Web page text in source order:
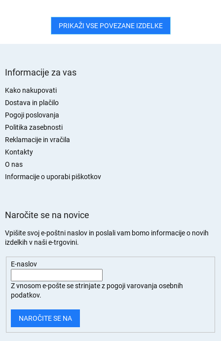
PRIKAŽI VSE POVEZANE IZDELKE
Informacije za vas
Kako nakupovati
Dostava in plačilo
Pogoji poslovanja
Politika zasebnosti
Reklamacije in vračila
Kontakty
O nas
Informacije o uporabi piškotkov
Naročite se na novice
Vpišite svoj e-poštni naslov in poslali vam bomo informacije o novih
izdelkih v naši e-trgovini.
E-naslov
Z vnosom e-pošte se strinjate z pogoji varovanja osebnih
podatkov.
NAROČITE SE NA